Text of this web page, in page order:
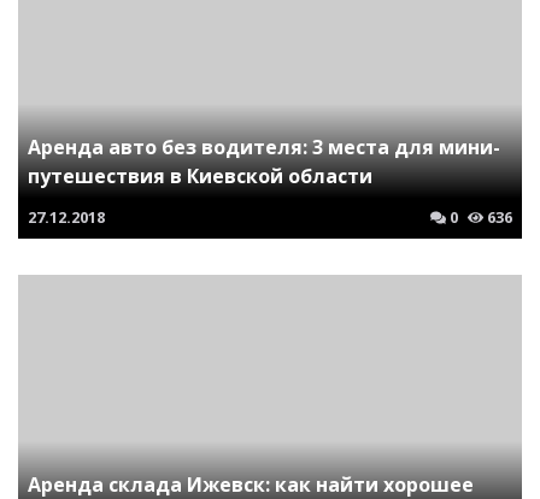
Аренда авто без водителя: 3 места для мини-
путешествия в Киевской области
27.12.2018 0 636
Аренда склада Ижевск: как найти хорошее